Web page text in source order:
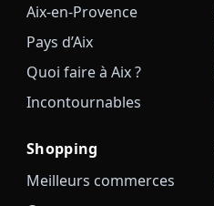
Aix-en-Provence
Pays d’Aix
Quoi faire à Aix ?
Incontournables
Shopping
Meilleurs commerces